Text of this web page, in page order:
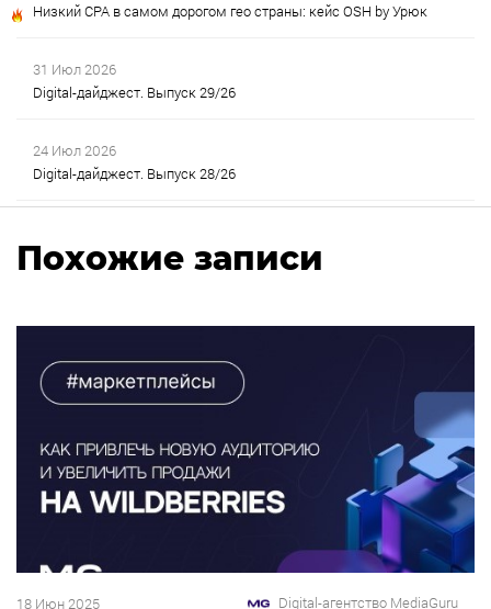
Низкий CPA в самом дорогом гео страны: кейс OSH by Урюк
31 Июл 2026
Digital-дайджест. Выпуск 29/26
24 Июл 2026
Digital-дайджест. Выпуск 28/26
Похожие записи
18 Июн 2025 Digital-агентство MediaGuru